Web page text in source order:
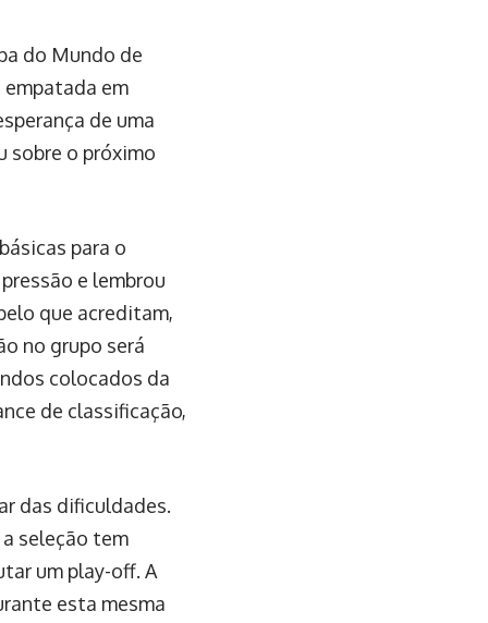
do Mundo de
empatada em
de uma
sobre o próximo
para o
e lembrou
que acreditam,
no grupo será
colocados da
de classificação,
das dificuldades.
seleção tem
um play-off. A
esta mesma